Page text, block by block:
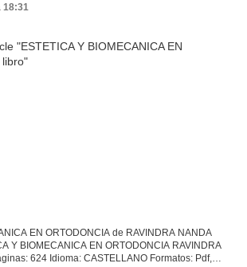
18:31
EN ORTODONCIA de RAVINDRA NANDA
Y BIOMECANICA EN ORTODONCIA RAVINDRA
624 Idioma: CASTELLANO Formatos: Pdf,